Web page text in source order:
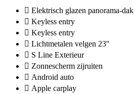
Elektrisch glazen panorama-dak
Keyless entry
Keyless entry
Lichtmetalen velgen 23''
S Line Exterieur
Zonnescherm zijruiten
Android auto
Apple carplay